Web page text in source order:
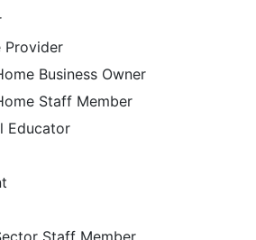
Provider
Business Owner
Staff Member
Educator